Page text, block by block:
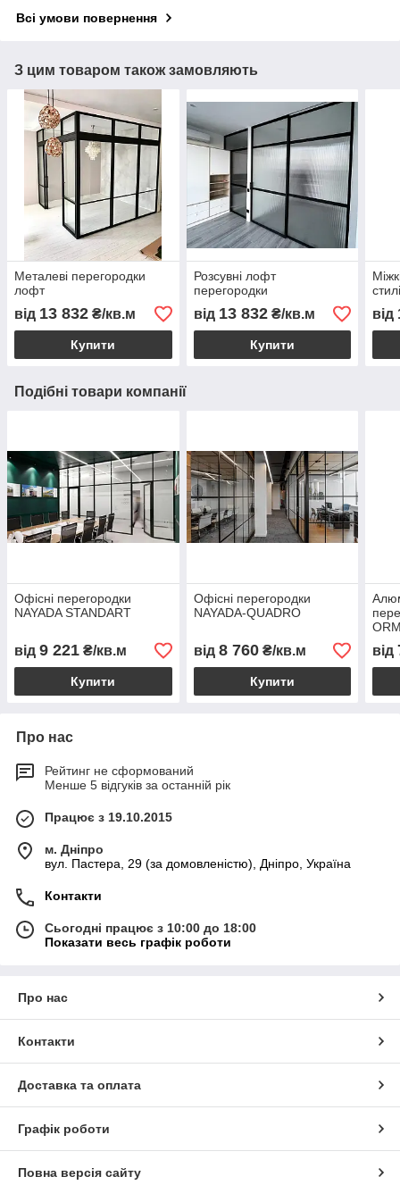
Всі умови повернення
З цим товаром також замовляють
Металеві перегородки
лофт
від 13 832 ₴/кв.м
Купити
Розсувні лофт
перегородки
від 13 832₴/кв.м
Купити
від
Подібні товари компанії
Офісні перегородки
NAYADA STANDART
від 9 221 ₴/кв.м
Купити
Офісні перегородки
NAYADA-QUADRO
від 8 760₴/кв.м
Купити
від
Про нас
Рейтинг не сформований
Менше 5 відгуків за останній рік
Працює з 19.10.2015
м. Дніпро
вул. Пастера, 29 (за домовленістю), Дніпро, Україна
Контакти
Сьогодні працює з 10:00 до 18:00
Показати весь графік роботи
Про нас
Контакти
Доставка та оплата
Графік роботи
Повна версія сайту